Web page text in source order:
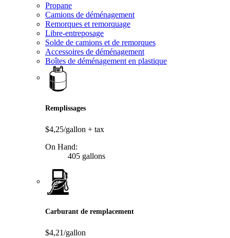
Propane
Camions de déménagement
Remorques et remorquage
Libre-entreposage
Solde de camions et de remorques
Accessoires de déménagement
Boîtes de déménagement en plastique
Remplissages
$4,25/gallon + tax
On Hand:
405 gallons
Carburant de remplacement
$4,21/gallon